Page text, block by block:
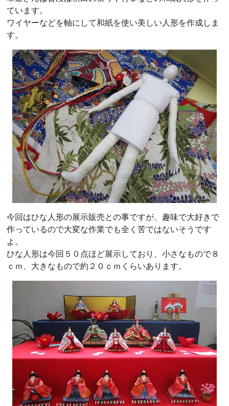
ています。
ワイヤーなどを軸にして和紙を使い美しい人形を作成しま
す。
今回はひな人形の展示販売との事ですが、趣味で大好きで
作っているので大変な作業でも全く苦ではないそうです
よ。
ひな人形は今回５０点ほど展示しており、小さなもので８
ｃｍ、大きなもので約２０ｃｍくらいあります。